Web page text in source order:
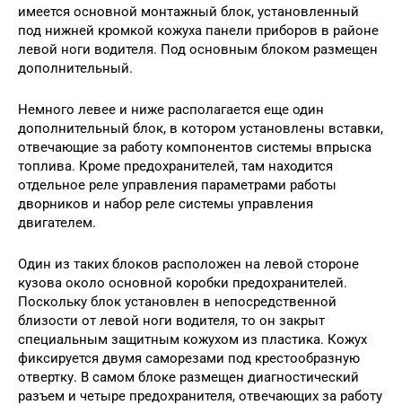
имеется основной монтажный блок, установленный
под нижней кромкой кожуха панели приборов в районе
левой ноги водителя. Под основным блоком размещен
дополнительный.
Немного левее и ниже располагается еще один
дополнительный блок, в котором установлены вставки,
отвечающие за работу компонентов системы впрыска
топлива. Кроме предохранителей, там находится
отдельное реле управления параметрами работы
дворников и набор реле системы управления
двигателем.
Один из таких блоков расположен на левой стороне
кузова около основной коробки предохранителей.
Поскольку блок установлен в непосредственной
близости от левой ноги водителя, то он закрыт
специальным защитным кожухом из пластика. Кожух
фиксируется двумя саморезами под крестообразную
отвертку. В самом блоке размещен диагностический
разъем и четыре предохранителя, отвечающих за работу